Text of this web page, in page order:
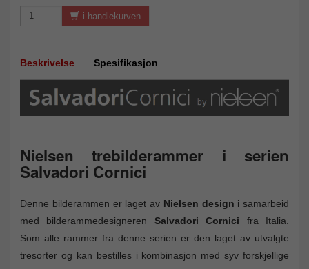
i handlekurven
Beskrivelse Spesifikasjon
Nielsen trebilderammer i serien
Salvadori Cornici
Denne bilderammen er laget av Nielsen design i samarbeid
med bilderammedesigneren Salvadori Cornici fra Italia.
Som alle rammer fra denne serien er den laget av utvalgte
tresorter og kan bestilles i kombinasjon med syv forskjellige